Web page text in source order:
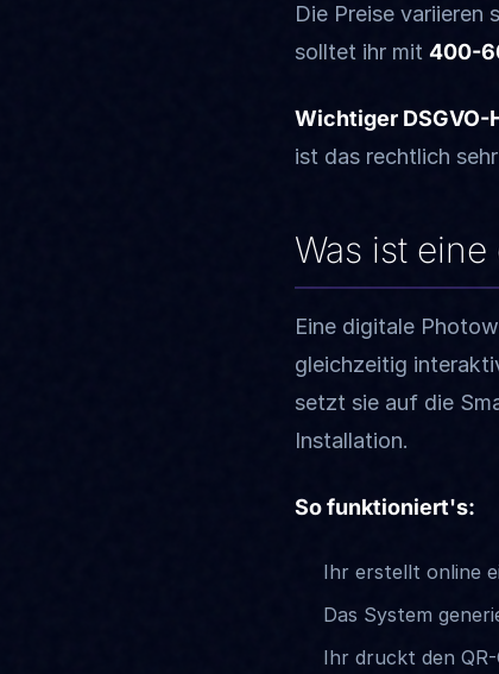
Die Preise variieren
solltet ihr mit 400-
Wichtiger DSGVO-
ist das rechtlich
Was ist
Eine digitale
gleichzeitig
setzt sie auf die
Installation.
So funktioniert's:
Ihr erstellt online
Das System
Ihr druckt den